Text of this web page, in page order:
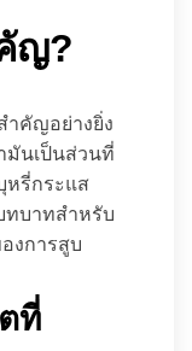
ญ?
ำคัญอย่างยิ่ง
มันเป็นส่วนที่
หรี่กระแส
ทบาทสำหรับ
งการสูบ
ที่